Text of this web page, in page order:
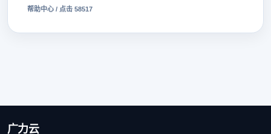
帮助中心 / 点击 58517
广力云